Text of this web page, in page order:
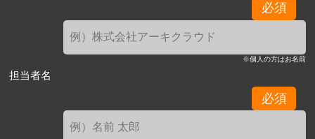
必須
※個人の方はお名前
担当者名
必須